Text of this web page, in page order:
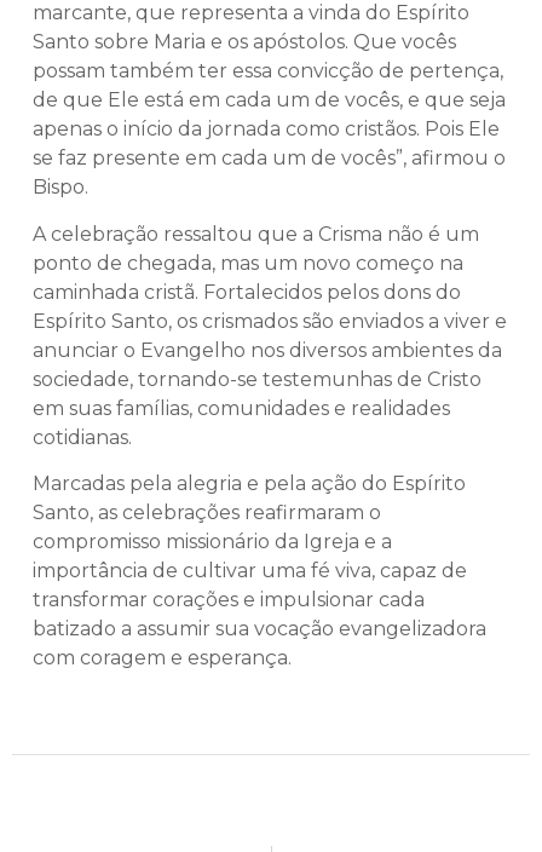
marcante, que representa a vinda do Espírito
Santo sobre Maria e os apóstolos. Que vocês
possam também ter essa convicção de pertença,
de que Ele está em cada um de vocês, e que seja
apenas o início da jornada como cristãos. Pois Ele
se faz presente em cada um de vocês”, afirmou o
Bispo.
A celebração ressaltou que a Crisma não é um
ponto de chegada, mas um novo começo na
caminhada cristã. Fortalecidos pelos dons do
Espírito Santo, os crismados são enviados a viver e
anunciar o Evangelho nos diversos ambientes da
sociedade, tornando-se testemunhas de Cristo
em suas famílias, comunidades e realidades
cotidianas.
Marcadas pela alegria e pela ação do Espírito
Santo, as celebrações reafirmaram o
compromisso missionário da Igreja e a
importância de cultivar uma fé viva, capaz de
transformar corações e impulsionar cada
batizado a assumir sua vocação evangelizadora
com coragem e esperança.